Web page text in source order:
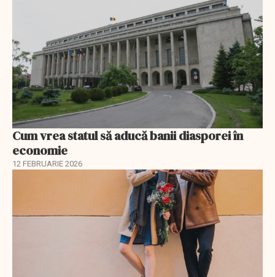
Cum vrea statul să aducă banii diasporei în
economie
12 FEBRUARIE 2026